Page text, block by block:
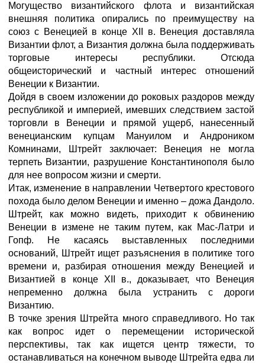
Могущество византийского флота и византийская
внешняя политика опирались по преимуществу на
союз с Венецией в конце XII в. Венеция доставляла
Византии флот, а Византия должна была поддерживать
торговые интересы республики. Отсюда
общеисторический и частный интерес отношений
Венеции к Византии.
Дойдя в своем изложении до роковых раздоров между
республикой и империей, имевших следствием застой
торговли в Венеции и прямой ущерб, нанесенный
венецианским купцам Мануилом и Андроником
Комнинами, Штрейт заключает: Венеция не могла
терпеть Византии, разрушение Константинополя было
для нее вопросом жизни и смерти.
Итак, изменение в направлении Четвертого крестового
похода было делом Венеции и именно – дожа Дандоло.
Штрейт, как можно видеть, приходит к обвинению
Венеции в измене не таким путем, как Мас-Латри и
Гопф. Не касаясь выставленных последними
оснований, Штрейт ищет разъяснения в политике того
времени и, разбирая отношения между Венецией и
Византией в конце XII в., доказывает, что Венеция
непременно должна была устранить с дороги
Византию.
В точке зрения Штрейта много справедливого. Но так
как вопрос идет о перемещении исторической
перспективы, так как ищется центр тяжести, то
останавливаться на конечном выводе Штрейта едва ли